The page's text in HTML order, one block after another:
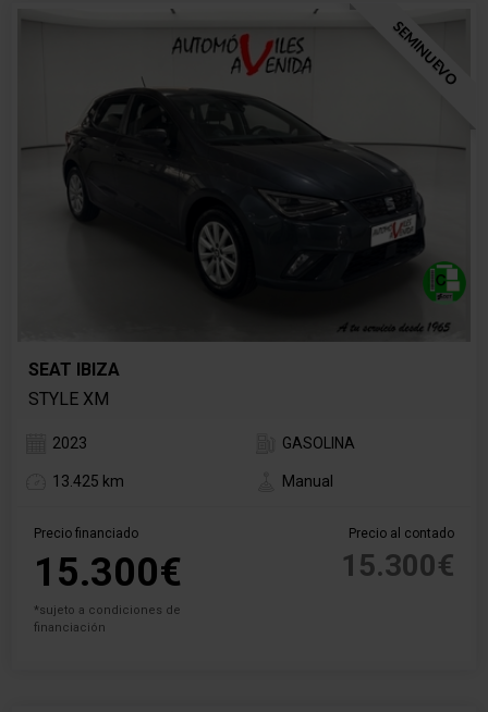
SEMINUEVO
SEAT IBIZA
STYLE XM
2023 GASOLINA
13.425 km Manual
Precio financiado
15.300€
*sujeto a condiciones de
financiación
Precio al contado
15.300€